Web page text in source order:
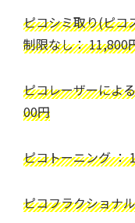
ピコシミ取り(ピ
制限なし： 11,800
ピコレーザーによ
00円
ピコトーニング ：
ピコフラクショナ